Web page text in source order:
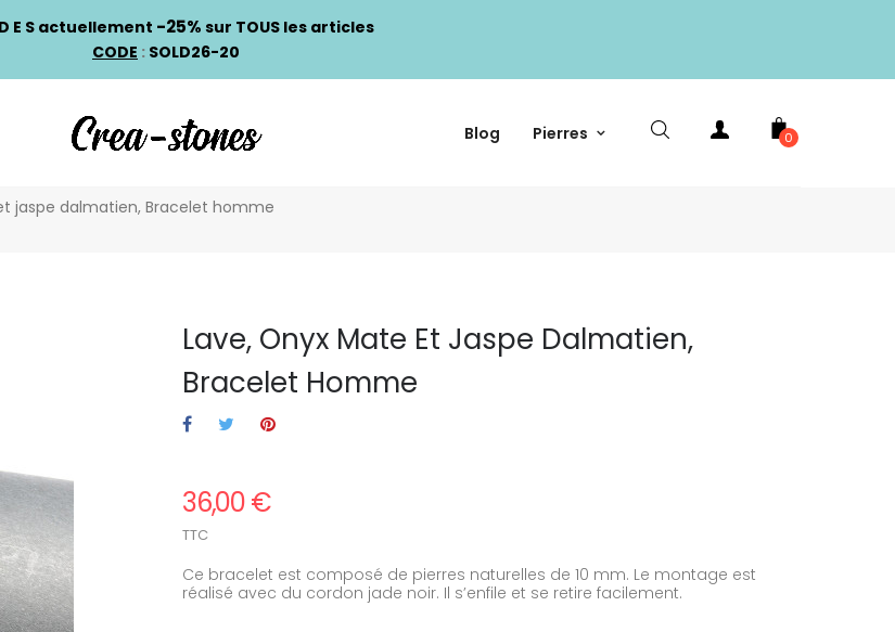
D E S actuellement -25% sur TOUS les articles
CODE : SOLD26-20
Blog Pierres 0
jaspe dalmatien, Bracelet homme
Lave, Onyx Mate Et Jaspe Dalmatien,
Bracelet Homme
36,00 €
TTC
Ce bracelet est composé de pierres naturelles de 10 mm. Le montage est
réalisé avec du cordon jade noir. Il s’enfile et se retire facilement.